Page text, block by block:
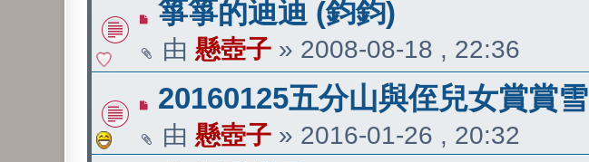
箏箏的迪迪 (鈞鈞)
由 懸壺子 » 2008-08-18 , 22:36
20160125五分山與侄兒女賞賞雪
由 懸壺子 » 2016-01-26 , 20:32